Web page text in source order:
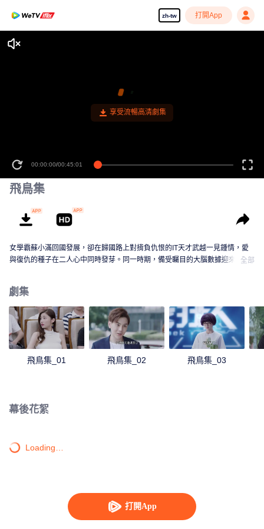
zh-tw 打開App
打開App
享受流暢高清劇集
00:00:00/00:45:01
飛鳥集
女學霸蘇小滿回國發展，卻在歸國路上對揹負仇恨的IT天才武越一見鍾情，愛
與復仇的種子在二人心中同時發芽。同一時期，備受矚目的大腦數據迎來了新
男張江等人成為同事。而擁有“傲人外貌”的老員工柴晴，卻在工作和愛情中屢不
得志，開始暗中算計蘇小滿。幾個年輕人之間的關係因為愛與被愛、信任與欺
騙，開始發生微妙變化。 揹負仇恨、面對誘惑、遭遇背叛……留學生活中熱血
滿懷的他們，將如何適應國內社會生活的“叢林法則”？又將如何延續友誼的純粹
和愛情的忠貞？世界以痛吻我，我能否報之以歌？
全部
劇集
飛鳥集_01 飛鳥集_02 飛鳥集_03
幕後花絮
Loading…